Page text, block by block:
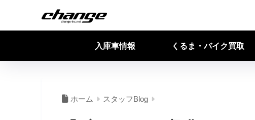
入庫車情報 くるま・バイク買取
ホーム スタッフBlog